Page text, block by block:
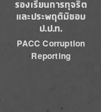
ร้องเรียนการทุจริต
และประพฤติมิชอบ
ป.ป.ท.
PACC Corruption
Reporting